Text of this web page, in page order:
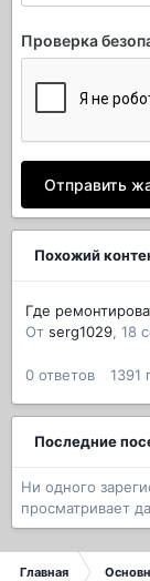
Проверка
Отправить
Похожий
Где
От serg1029, 18
0 ответов 1391
Последние
Ни одного
просматривает
Главная